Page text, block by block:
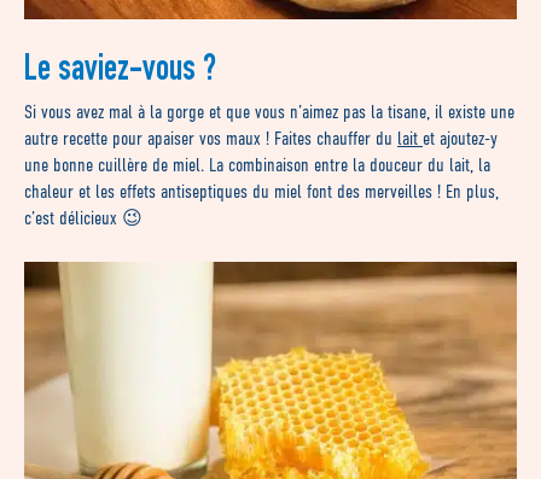
Le saviez-vous ?
Si vous avez mal à la gorge et que vous n’aimez pas la tisane, il existe une
autre recette pour apaiser vos maux ! Faites chauffer du lait et ajoutez-y
une bonne cuillère de miel. La combinaison entre la douceur du lait, la
chaleur et les effets antiseptiques du miel font des merveilles ! En plus,
c’est délicieux 😉